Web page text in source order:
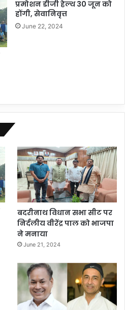
प्रमोशन डीजी हेल्थ 30 जून को
होंगी, सेवानिवृत्त
June 22, 2024
बदरीनाथ विधान सभा सीट पर
निर्दलीय वीरेंद्र पाल को भाजपा
ने मनाया
June 21, 2024